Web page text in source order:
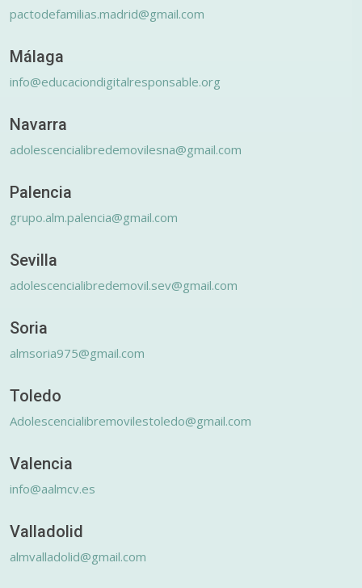
pactodefamilias.madrid@gmail.com
Málaga
info@educaciondigitalresponsable.org
Navarra
adolescencialibredemovilesna@gmail.com
Palencia
grupo.alm.palencia@gmail.com
Sevilla
adolescencialibredemovil.sev@gmail.com
Soria
almsoria975@gmail.com
Toledo
Adolescencialibremovilestoledo@gmail.com
Valencia
info@aalmcv.es
Valladolid
almvalladolid@gmail.com